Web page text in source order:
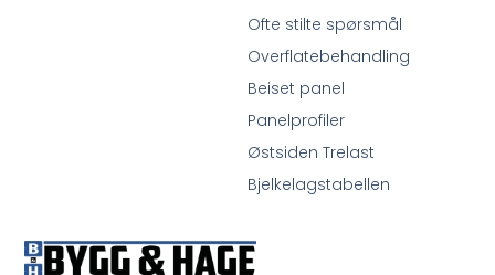
Ofte stilte spørsmål
Overflatebehandling
Beiset panel
Panelprofiler
Østsiden Trelast
Bjelkelagstabellen